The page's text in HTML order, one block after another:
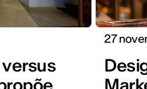
versus
27